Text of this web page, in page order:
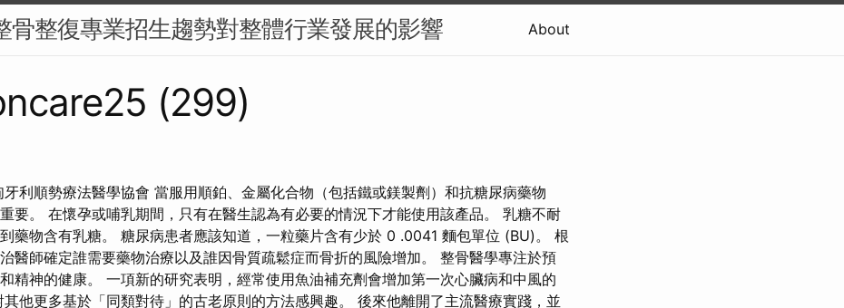
骨整復專業招生趨勢對整體行業發展的影響 About
(299)
利順勢療法醫學協會 當服用順鉑、金屬化合物（包括鐵或鎂製劑）和抗糖尿病藥物
要。 在懷孕或哺乳期間，只有在醫生認為有必要的情況下才能使用該產品。 乳糖不耐
藥物含有乳糖。 糖尿病患者應該知道，一粒藥片含有少於 0 .0041 麵包單位 (BU)。 根
醫師確定誰需要藥物治療以及誰因骨質疏鬆症而骨折的風險增加。 整骨醫學專注於預
精神的健康。 一項新的研究表明，經常使用魚油補充劑會增加第一次心臟病和中風的
其他更多基於「同類對待」的古老原則的方法感興趣。 後來他離開了主流醫療實踐，並